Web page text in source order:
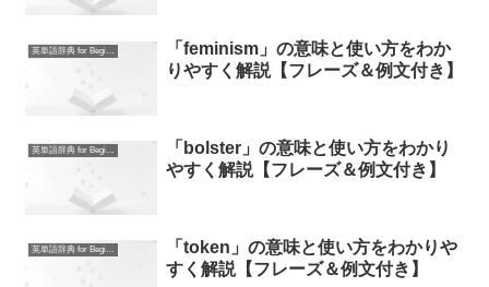
英単語辞典 for Beginners
「feminism」の意味と使い方をわか
りやすく解説【フレーズ＆例文付き】
英単語辞典 for Beginners
「bolster」の意味と使い方をわかり
やすく解説【フレーズ＆例文付き】
英単語辞典 for Beginners
「token」の意味と使い方をわかりや
すく解説【フレーズ＆例文付き】